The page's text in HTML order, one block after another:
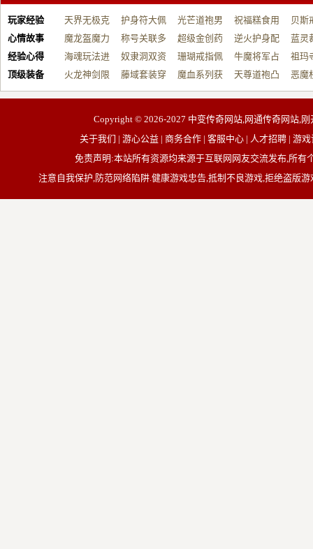
玩家经验
天界无极克
制…
护身符大佩
戴…
光芒道袍男
战…
祝福糕食用
帮…
贝斯
开…
心情故事
魔龙盔魔力
增…
称号关联多
元…
超级金创药
带…
逆火护身配
祝…
蓝灵
台…
经验心得
海魂玩法进
阶…
奴隶洞双资
源…
珊瑚戒指佩
戴…
牛魔将军占
占…
祖玛
动…
顶级装备
火龙神剑限
制…
藤域套装穿
戴…
魔血系列获
取…
天尊道袍凸
显…
恶魔
有…
Copyright © 2026-2027 中变传奇网站,网通传奇网站,
关于我们 | 游心公益 | 商务合作 | 客服中心 | 人才招聘 | 游
免责声明:本站所有资源均来源于互联网网友交流发布,所
注意自我保护,防范网络陷阱.健康游戏忠告,抵制不良游戏,拒绝盗版